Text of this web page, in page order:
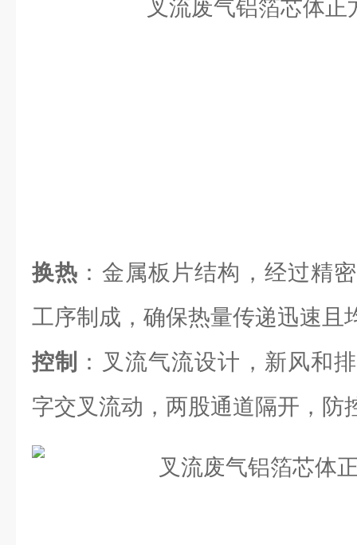
换热 ：金属板片结构，经过精
工序制成，确保热量传递迅速且
控制
：叉流气流设计，新风和
字交叉流动，两股通道隔开，防